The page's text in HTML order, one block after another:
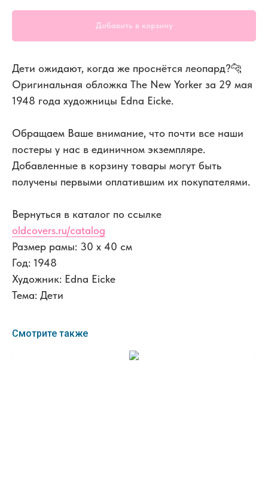
Добавить в корзину
Дети ожидают, когда же проснётся леопард?🐆
Оригинальная обложка The New Yorker за 29 мая
1948 года художницы Edna Eicke.
Обращаем Ваше внимание, что почти все наши
постеры у нас в единичном экземпляре.
Добавленные в корзину товары могут быть
получены первыми оплатившим их покупателями.
Вернуться в каталог по ссылке
oldcovers.ru/catalog
Размер рамы: 30 x 40 см
Год: 1948
Художник: Edna Eicke
Тема: Дети
Смотрите также